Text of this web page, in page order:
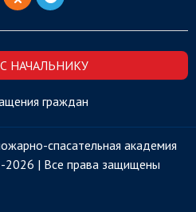
НАЧАЛЬНИКУ
граждан
спасательная академия
| Все права защищены